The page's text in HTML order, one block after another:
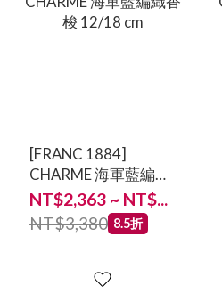
[FRANC 1884]
CHARME 海軍藍編織
香梭 12/18 cm
NT$2,363 ~ NT$...
NT$3,380 8.5折